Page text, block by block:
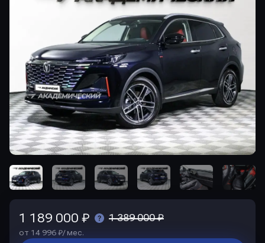
1 189 000 ₽ 1 389 000 ₽
от 14 996 ₽/ мес.